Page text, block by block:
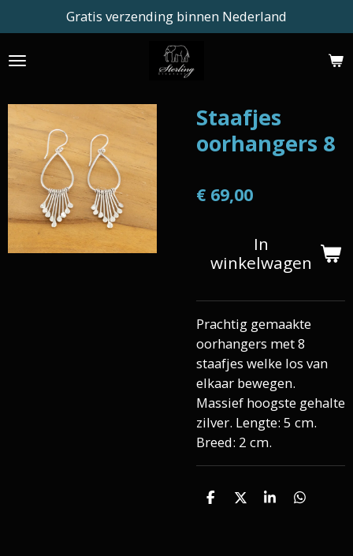
direct
naar
Gratis verzending binnen Nederland
Staafjes
oorhangers 8
€ 69,00
In
winkelwagen
Prachtig gemaakte
oorhangers met 8
staafjes welke los van
elkaar bewegen.
Massief hoogste gehalte
zilver. Lengte: 5 cm.
Breed: 2 cm.
D
D
S
D